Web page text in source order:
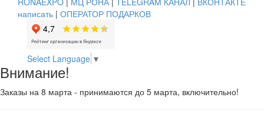
написать | ОПЕРАТОР ПОДАРКОВ
Select Language ▼
Внимание!
Заказы на 8 марта - принимаются до 5 марта, включительно!